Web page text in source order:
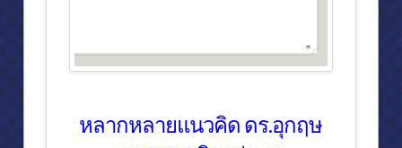
หลากหลายแนวคิด ดร.อุกฤษ